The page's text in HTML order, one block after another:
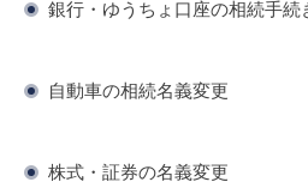
銀行・ゆうちょ口座の相続手続
自動車の相続名義変更
株式・証券の名義変更